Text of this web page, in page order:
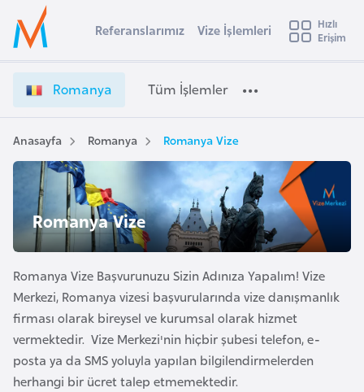
Ülke Seçimi
Başvuru yapmak istediğiniz ülkeyi seçin
Üye
Girişi
o
a
n
a
V
i
z
e
İ
ş
l
e
m
e
e
i
Referanslarımız Vize İşlemleri
Hızlı
Erişim
Romanya Tüm İşlemler
Anasayfa Romanya Romanya Vize
Romanya Vize
Romanya Vize Başvurunuzu Sizin Adınıza Yapalım! Vize
Merkezi, Romanya vizesi başvurularında vize danışmanlık
firması olarak bireysel ve kurumsal olarak hizmet
vermektedir. Vize Merkezi'nin hiçbir şubesi telefon, e-
posta ya da SMS yoluyla yapılan bilgilendirmelerden
herhangi bir ücret talep etmemektedir.
s
t
r
a
v
u
t
u
r
y
a